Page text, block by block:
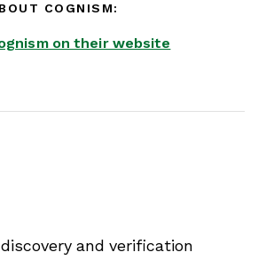
COGNISM:
on their website
and verification